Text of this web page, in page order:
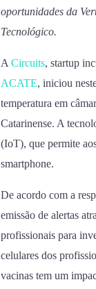
oportunidades da
Tecnológico.
A Circuits, startup
ACATE, iniciou
temperatura em
Catarinense. A
(IoT), que permite
smartphone.
De acordo com a
emissão de alertas
profissionais para
celulares dos
vacinas tem um